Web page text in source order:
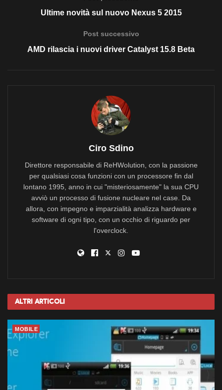
Ultime novità sul nuovo Nexus 5 2015
Post successivo
AMD rilascia i nuovi driver Catalyst 15.8 Beta
Ciro Sdino
Direttore responsabile di ReHWolution, con la passione
per qualsiasi cosa funzioni con un processore fin dal
lontano 1995, anno in cui "misteriosamente" la sua CPU
avviò un processo di fusione nucleare nel case. Da
allora, con impegno e imparzialità analizza hardware e
software di ogni tipo, con un occhio di riguardo per
l'overclock.
Altri Articoli
MOBILE